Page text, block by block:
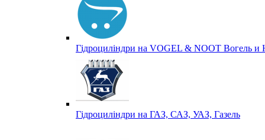
Гідроциліндри на VOGEL & NOOT Вогель и
Гідроциліндри на ГАЗ, САЗ, УАЗ, Газель